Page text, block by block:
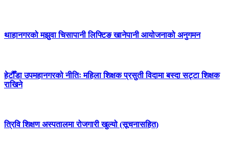
थाहानगरको मझुवा चिसापानी लिफ्टिङ खानेपानी आयोजनाको अनुगमन
हेटौँडा उपमहानगरको नीतिः महिला शिक्षक प्रसुती विदामा बस्दा सट्टा शिक्षक
राखिने
त्रिवि शिक्षण अस्पतालमा रोजगारी खुल्यो (सूचनासहित)